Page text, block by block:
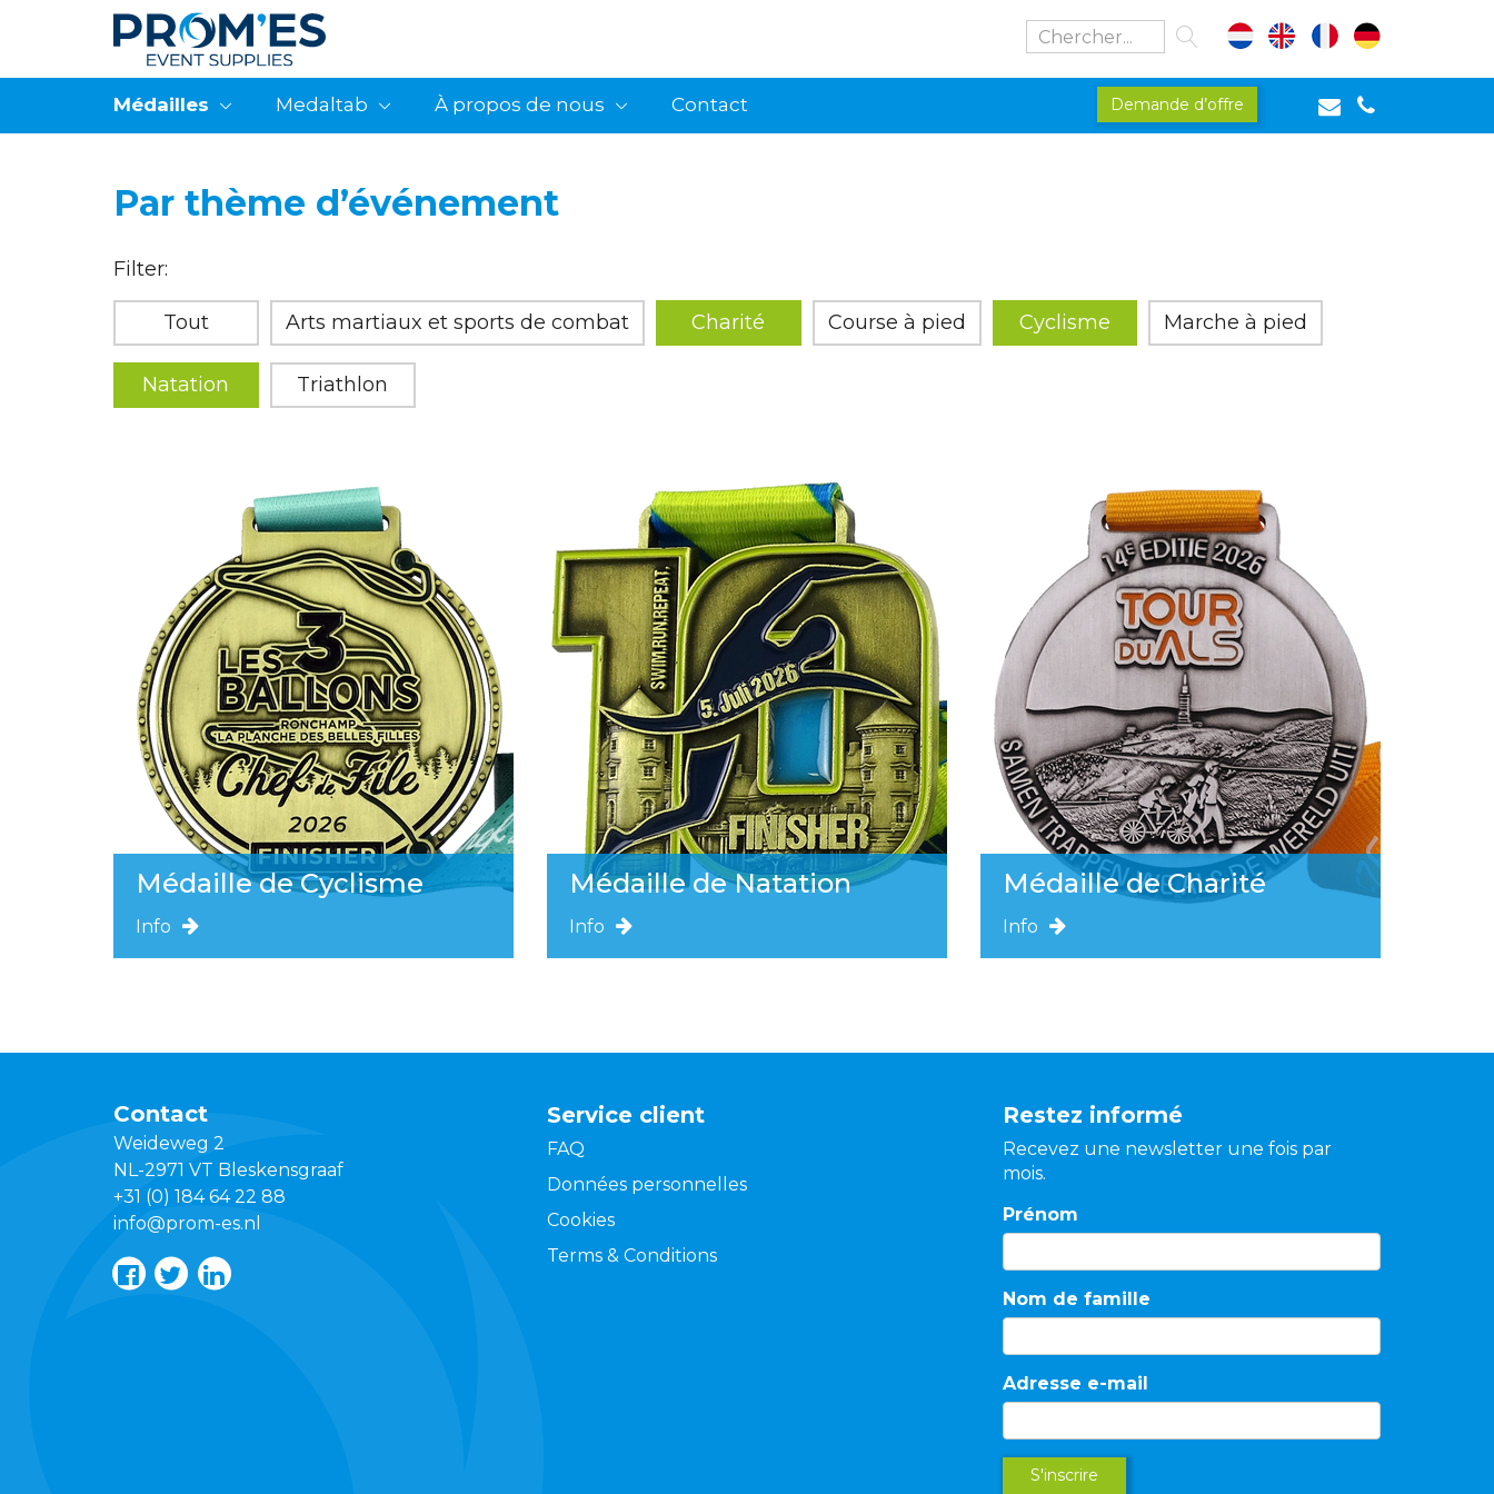
Médailles Medaltab À propos de nous Contact Demande d’offre
Par thème d’événement
Filter:
Tout Arts martiaux et sports de combat Charité Course à pied Cyclisme Marche à pied
Natation Triathlon
Médaille de Cyclisme
Info
Médaille de Natation
Info
Médaille de Charité
Info
Contact
Weideweg 2
NL-2971 VT Bleskensgraaf
+31 (0) 184 64 22 88
info@prom-es.nl
Service client
FAQ
Données personnelles
Cookies
Terms & Conditions
Restez informé
Recevez une newsletter une fois par
mois.
Prénom
Nom de famille
Adresse e-mail
S'inscrire